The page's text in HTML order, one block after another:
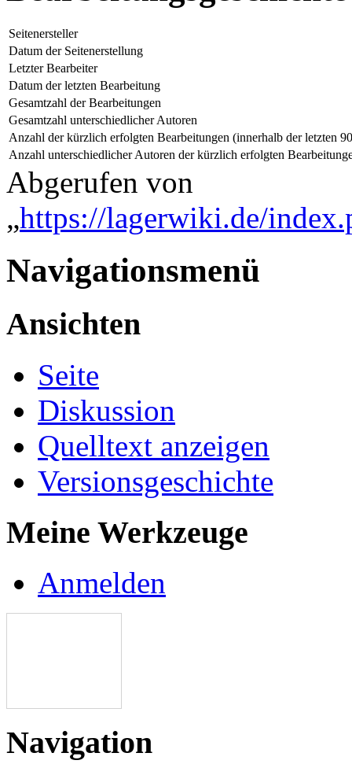
Seitenersteller
Datum der Seitenerstellung
Letzter Bearbeiter
Datum der letzten Bearbeitung
Gesamtzahl der Bearbeitungen
Gesamtzahl unterschiedlicher Autoren
Anzahl der kürzlich erfolgten Bearbeitungen (innerhalb der letzten
Anzahl unterschiedlicher Autoren der kürzlich erfolgten
Abgerufen von
„https://lagerwiki.de/
Navigationsmenü
Ansichten
Seite
Diskussion
Quelltext anzeigen
Versionsgeschichte
Meine Werkzeuge
Anmelden
Navigation